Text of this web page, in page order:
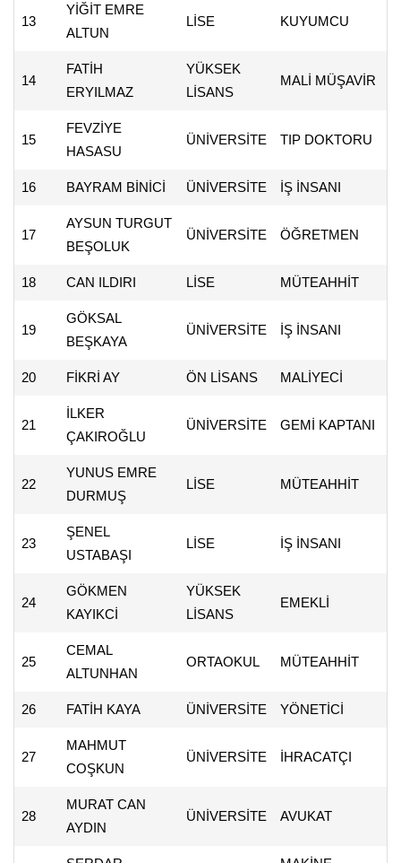
13
YİĞİT EMRE
ALTUN
LİSE KUYUMCU
14
FATİH
ERYILMAZ
YÜKSEK
LİSANS
MALİ MÜŞAVİR
15
FEVZİYE
HASASU
ÜNİVERSİTE TIP DOKTORU
16 BAYRAM BİNİCİ ÜNİVERSİTE İŞ İNSANI
17
AYSUN TURGUT
BEŞOLUK
ÜNİVERSİTE ÖĞRETMEN
18 CAN ILDIRI LİSE MÜTEAHHİT
19
GÖKSAL
BEŞKAYA
ÜNİVERSİTE İŞ İNSANI
20 FİKRİ AY ÖN LİSANS MALİYECİ
21
İLKER
ÇAKIROĞLU
ÜNİVERSİTE GEMİ KAPTANI
22
YUNUS EMRE
DURMUŞ
LİSE MÜTEAHHİT
23
ŞENEL
USTABAŞI
LİSE İŞ İNSANI
24
GÖKMEN
KAYIKCİ
YÜKSEK
LİSANS
EMEKLİ
25
CEMAL
ALTUNHAN
ORTAOKUL MÜTEAHHİT
26 FATİH KAYA ÜNİVERSİTE YÖNETİCİ
27
MAHMUT
COŞKUN
ÜNİVERSİTE İHRACATÇI
28
MURAT CAN
AYDIN
ÜNİVERSİTE AVUKAT